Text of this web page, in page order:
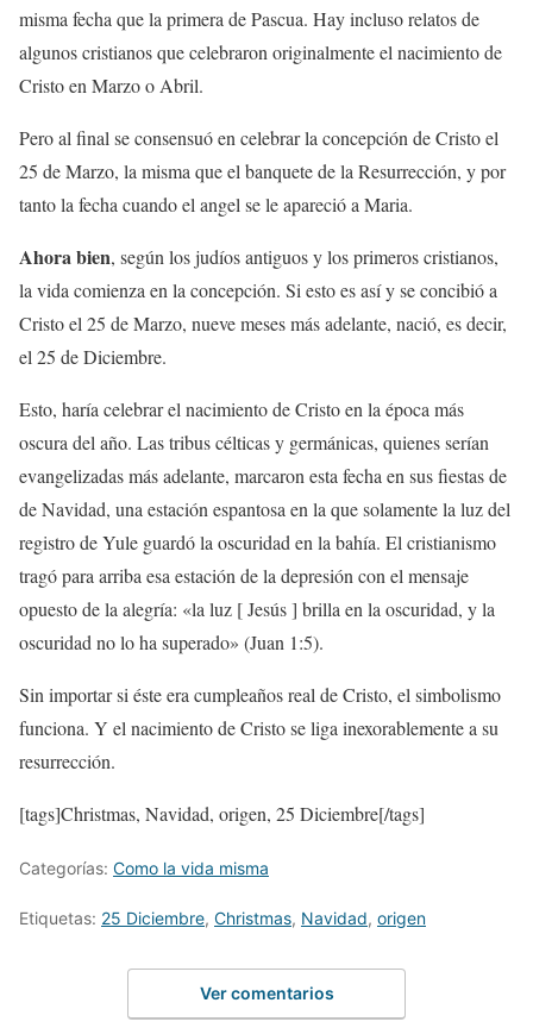
misma fecha que la primera de Pascua. Hay incluso relatos de
algunos cristianos que celebraron originalmente el nacimiento de
Cristo en Marzo o Abril.
Pero al final se consensuó en celebrar la concepción de Cristo el
25 de Marzo, la misma que el banquete de la Resurrección, y por
tanto la fecha cuando el angel se le apareció a Maria.
Ahora bien, según los judíos antiguos y los primeros cristianos,
la vida comienza en la concepción. Si esto es así y se concibió a
Cristo el 25 de Marzo, nueve meses más adelante, nació, es decir,
el 25 de Diciembre.
Esto, haría celebrar el nacimiento de Cristo en la época más
oscura del año. Las tribus célticas y germánicas, quienes serían
evangelizadas más adelante, marcaron esta fecha en sus fiestas de
de Navidad, una estación espantosa en la que solamente la luz del
registro de Yule guardó la oscuridad en la bahía. El cristianismo
tragó para arriba esa estación de la depresión con el mensaje
opuesto de la alegría: «la luz [ Jesús ] brilla en la oscuridad, y la
oscuridad no lo ha superado» (Juan 1:5).
Sin importar si éste era cumpleaños real de Cristo, el simbolismo
funciona. Y el nacimiento de Cristo se liga inexorablemente a su
resurrección.
[tags]Christmas, Navidad, origen, 25 Diciembre[/tags]
Categorías: Como la vida misma
Etiquetas: 25 Diciembre, Christmas, Navidad, origen
Ver comentarios